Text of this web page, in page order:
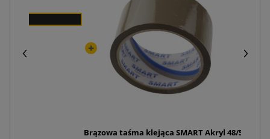
Brązowa taśma klejąca SMART Akryl 48/50